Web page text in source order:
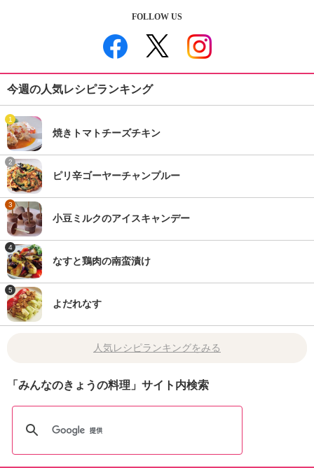
FOLLOW US
今週の人気レシピランキング
1
焼きトマトチーズチキン
2
ピリ辛ゴーヤーチャンプルー
3
小豆ミルクのアイスキャンデー
4
なすと鶏肉の南蛮漬け
5
よだれなす
人気レシピランキングをみる
「みんなのきょうの料理」サイト内検索